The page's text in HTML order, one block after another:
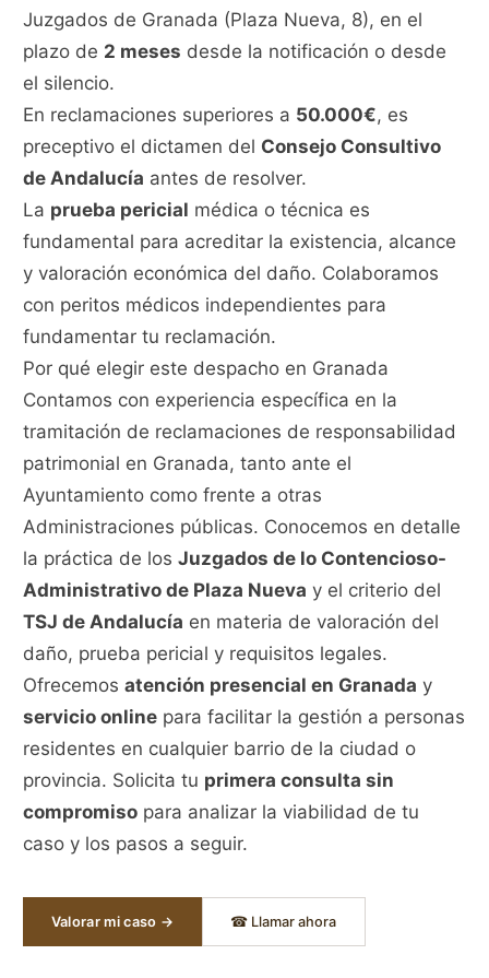
Juzgados de Granada (Plaza Nueva, 8), en el
plazo de 2 meses desde la notificación o desde
el silencio.
En reclamaciones superiores a 50.000€, es
preceptivo el dictamen del Consejo Consultivo
de Andalucía antes de resolver.
La prueba pericial médica o técnica es
fundamental para acreditar la existencia, alcance
y valoración económica del daño. Colaboramos
con peritos médicos independientes para
fundamentar tu reclamación.
Por qué elegir este despacho en Granada
Contamos con experiencia específica en la
tramitación de reclamaciones de responsabilidad
patrimonial en Granada, tanto ante el
Ayuntamiento como frente a otras
Administraciones públicas. Conocemos en detalle
la práctica de losJuzgados de lo Contencioso-
Administrativo de Plaza Nueva y el criterio del
TSJ de Andalucía en materia de valoración del
daño, prueba pericial y requisitos legales.
Ofrecemosatención presencial en Granada y
servicio online para facilitar la gestión a personas
residentes en cualquier barrio de la ciudad o
provincia. Solicita tu primera consulta sin
compromiso para analizar la viabilidad de tu
caso y los pasos a seguir.
Valorar mi caso → ☎ Llamar ahora